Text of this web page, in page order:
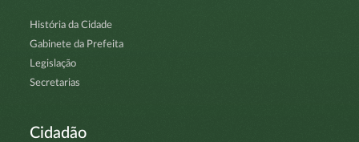
História da Cidade
Gabinete da Prefeita
Legislação
Secretarias
Cidadão